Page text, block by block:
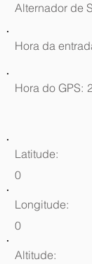
Alternador de
Hora da
Hora do GPS:
Latitude:
0
Longitude:
0
Altitude: